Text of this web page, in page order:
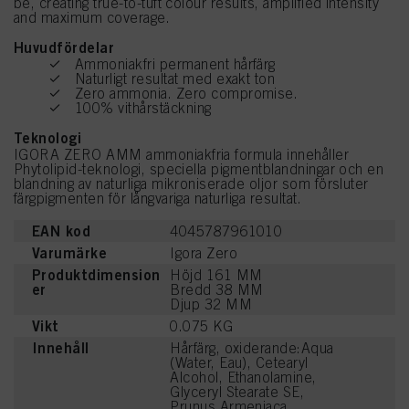
and maximum coverage.
Huvudfördelar
Ammoniakfri permanent hårfärg
Naturligt resultat med exakt ton
Zero ammonia. Zero compromise.
100% vithårstäckning
Teknologi
IGORA ZERO AMM ammoniakfria formula innehåller
Phytolipid-teknologi, speciella pigmentblandningar och en
blandning av naturliga mikroniserade oljor som försluter
färgpigmenten för långvariga naturliga resultat.
EAN kod 4045787961010
Varumärke Igora Zero
Produktdimension
er
Höjd 161 MM
Bredd 38 MM
Djup 32 MM
Vikt 0.075 KG
Innehåll
Hårfärg, oxiderande:Aqua
(Water, Eau), Cetearyl
Alcohol, Ethanolamine,
Glyceryl Stearate SE,